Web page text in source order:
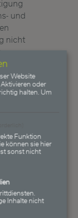
und
nicht
Website
oder
halten. Um
Funktion
können sie hier
sonst nicht
Inhalte nicht